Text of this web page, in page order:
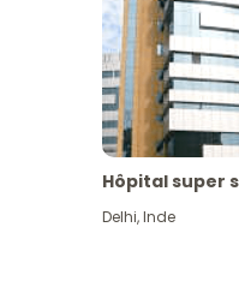
Hôpital super
Delhi,Inde